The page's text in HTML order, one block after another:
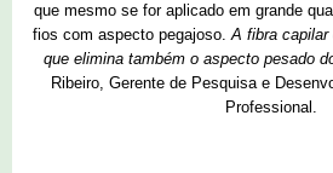
que mesmo se for aplicado em grande
fios com aspecto pegajoso. A fibra capilar
que elimina também o aspecto pesado
Ribeiro, Gerente de Pesquisa e
Professional.